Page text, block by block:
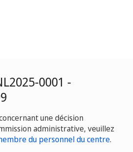
0001 -
une décision
administrative, veuillez
du personnel du centre.